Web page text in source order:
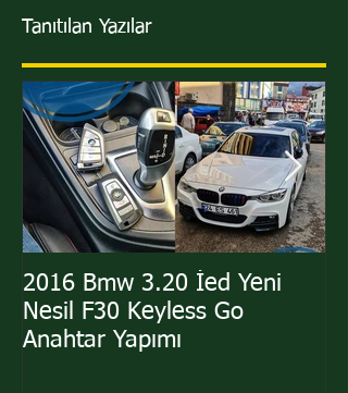
Tanıtılan Yazılar
2016 Bmw 3.20 İed Yeni
Nesil F30 Keyless Go
Anahtar Yapımı